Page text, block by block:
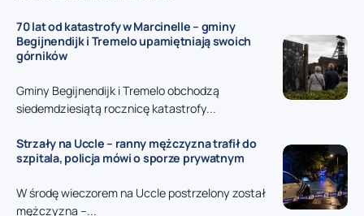
70 lat od katastrofy w Marcinelle – gminy
Begijnendijk i Tremelo upamiętniają swoich
górników
Gminy Begijnendijk i Tremelo obchodzą
siedemdziesiątą rocznicę katastrofy...
Strzały na Uccle – ranny mężczyzna trafił do
szpitala, policja mówi o sporze prywatnym
W środę wieczorem na Uccle postrzelony został
mężczyzna –...